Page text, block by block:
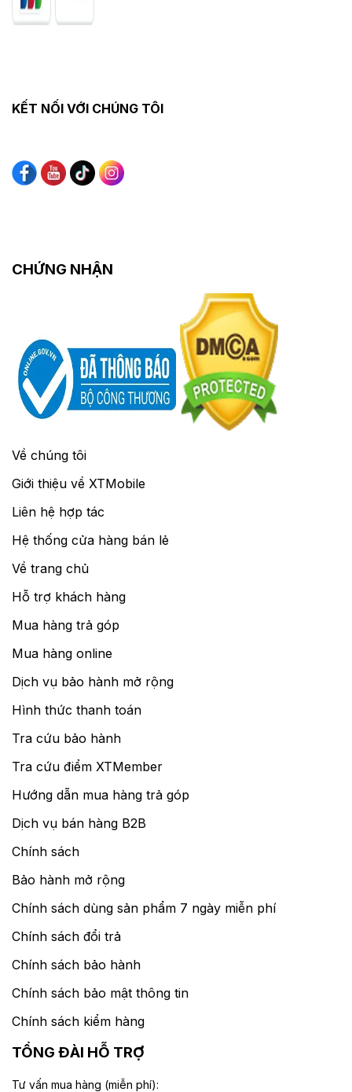
KẾT NỐI VỚI CHÚNG TÔI
CHỨNG NHẬN
Về chúng tôi
Giới thiệu về XTMobile
Liên hệ hợp tác
Hệ thống cửa hàng bán lẻ
Về trang chủ
Hỗ trợ khách hàng
Mua hàng trả góp
Mua hàng online
Dịch vụ bảo hành mở rộng
Hình thức thanh toán
Tra cứu bảo hành
Tra cứu điểm XTMember
Hướng dẫn mua hàng trả góp
Dịch vụ bán hàng B2B
Chính sách
Bảo hành mở rộng
Chính sách dùng sản phẩm 7 ngày miễn phí
Chính sách đổi trả
Chính sách bảo hành
Chính sách bảo mật thông tin
Chính sách kiểm hàng
TỔNG ĐÀI HỖ TRỢ
Tư vấn mua hàng (miễn phí):